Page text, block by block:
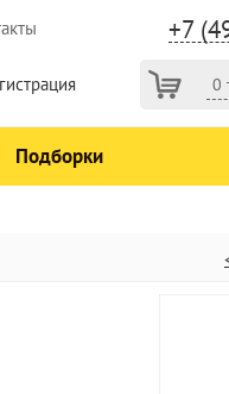
+7
0
Подборки